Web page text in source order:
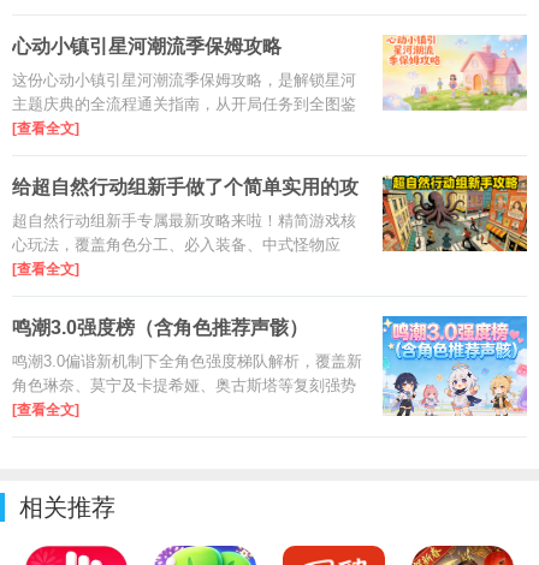
到官服，这样就不至于因为切换服务器而导致账号
数据损失。
心动小镇引星河潮流季保姆攻略
这份心动小镇引星河潮流季保姆攻略，是解锁星河
主题庆典的全流程通关指南，从开局任务到全图鉴
收集，从玩法技巧到奖励兑换，一站式讲清6周庆典
所有关键要点，新手也能零弯路玩转潮流季！
[查看全文]
给超自然行动组新手做了个简单实用的攻
略最
超自然行动组新手专属最新攻略来啦！精简游戏核
心玩法，覆盖角色分工、必入装备、中式怪物应
对、摸金撤离及伪人玩法关键技巧，全是避坑干货
和实操要点，新手看完快速上手不踩雷，轻松玩转
超自然探险！
[查看全文]
鸣潮3.0强度榜（含角色推荐声骸）
鸣潮3.0偏谐新机制下全角色强度梯队解析，覆盖新
角色琳奈、莫宁及卡提希娅、奥古斯塔等复刻强势
角色，按逆境深塔、冥歌海墟高难场景划分T0-T3梯
队评级，同步附上各位置核心角色专属声骸套装、
[查看全文]
相关推荐